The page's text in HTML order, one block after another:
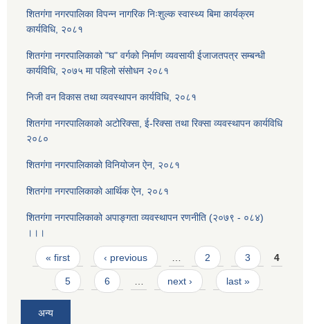
शितगंगा नगरपालिका विपन्न नागरिक निःशुल्क स्वास्थ्य बिमा कार्यक्रम
कार्यविधि, २०८१
शितगंगा नगरपालिकाको "घ" वर्गको निर्माण व्यवसायी ईजाजतपत्र सम्बन्धी
कार्यविधि, २०७५ मा पहिलो संसोधन २०८१
निजी वन विकास तथा व्यवस्थापन कार्यविधि, २०८१
शितगंगा नगरपालिकाको अटोरिक्सा, ई-रिक्सा तथा रिक्सा व्यवस्थापन कार्यविधि
२०८०
शितगंगा नगरपालिकाकाे विनियोजन ऐन, २०८१
शितगंगा नगरपालिकाकाे आर्थिक ऐन, २०८१
शितगंगा नगरपालिकाको अपाङ्गता व्यवस्थापन रणनीति (२०७९ - ०८४)
।।।
Pages
« first ‹ previous 2 3 4
5 6 next › last »
अन्य